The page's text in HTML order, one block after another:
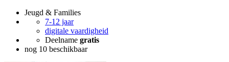
Jeugd & Families
7-12 jaar
digitale vaardigheid
Deelname gratis
nog 10 beschikbaar